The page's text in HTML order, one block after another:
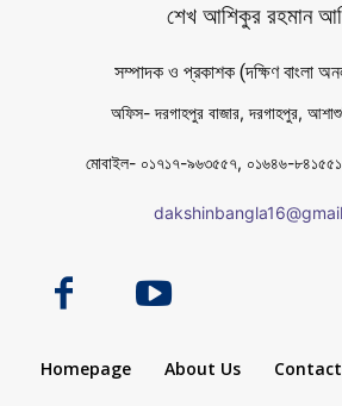
শেখ আশিকুর রহমান
সম্পাদক ও প্রকাশক (দক্ষিণ বাংলা
অফিস- দরগাহপুর বাজার, দরগাহপুর,
মোবাইল- ০১৭১৭-৯৬৩৫৫৭, ০১৬৪৬-
Homepage About Us